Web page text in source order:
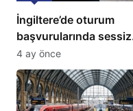
İngiltere’de oturum
başvurularında sessiz
kriz: Büyükelçilikten
açıklama!
4 ay önce